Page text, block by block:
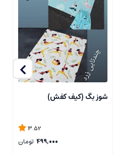
شوز بگ (کیف کفش)
3.52
499,000 تومان